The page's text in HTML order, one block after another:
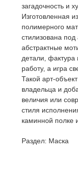
загадочность и
Изготовленная
полимерного
стилизована
абстрактные
детали, фактура
работу, а игра
Такой арт-
владельца и
величия или
стиля
каминной полке
Раздел: Маска